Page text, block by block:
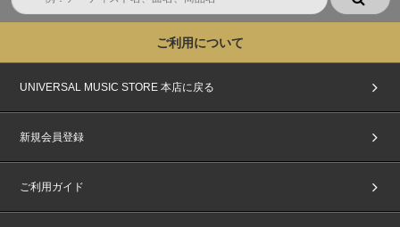
ご利用について
UNIVERSAL MUSIC STORE 本店に戻る
新規会員登録
ご利用ガイド